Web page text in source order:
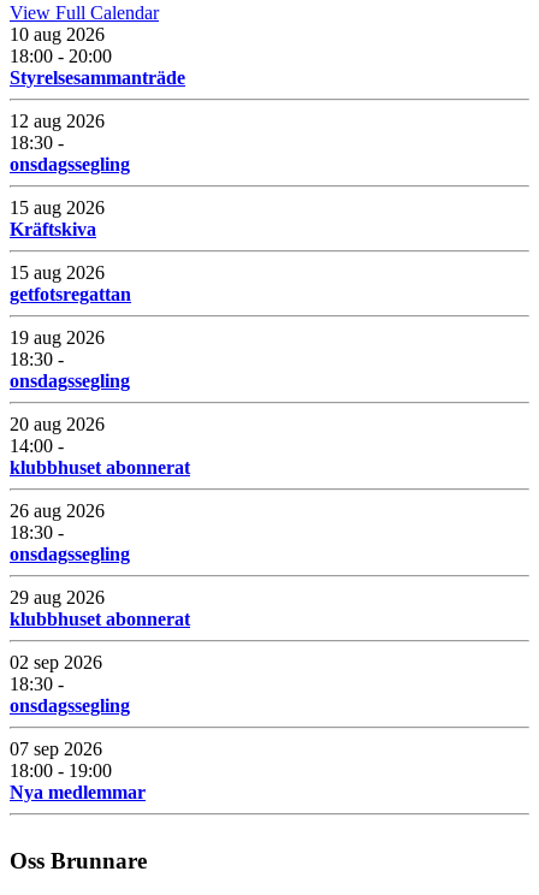
View Full Calendar
10 aug 2026
18:00 - 20:00
Styrelsesammanträde
12 aug 2026
18:30 -
onsdagssegling
15 aug 2026
Kräftskiva
15 aug 2026
getfotsregattan
19 aug 2026
18:30 -
onsdagssegling
20 aug 2026
14:00 -
klubbhuset abonnerat
26 aug 2026
18:30 -
onsdagssegling
29 aug 2026
klubbhuset abonnerat
02 sep 2026
18:30 -
onsdagssegling
07 sep 2026
18:00 - 19:00
Nya medlemmar
Oss Brunnare